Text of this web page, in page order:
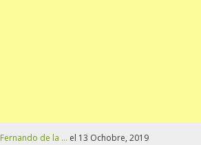
Fernando de la ... el 13 Ochobre, 2019